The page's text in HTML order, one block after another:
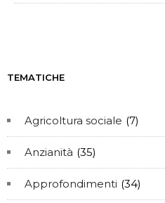
TEMATICHE
Agricoltura sociale (7)
Anzianità (35)
Approfondimenti (34)